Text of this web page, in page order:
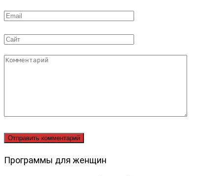
Email
Сайт
Комментарий
Программы для женщин